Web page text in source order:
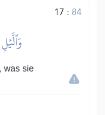
17 : 84
was sie